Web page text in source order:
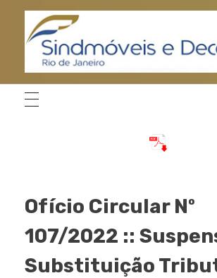
S
indMoveis-Rio
Home
107/2022 ::...
Ofício Circular Nº
107/2022 ::
Substituição